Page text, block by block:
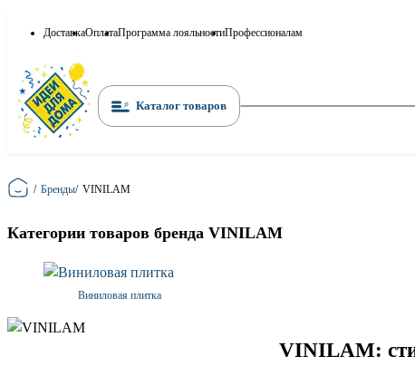
ДоставкаОплатаПрограмма лояльностиПрофессионалам
Каталог товаров
Главная
/ Бренды/ VINILAM
Категории товаров бренда VINILAM
Виниловая плитка
VINILAM: